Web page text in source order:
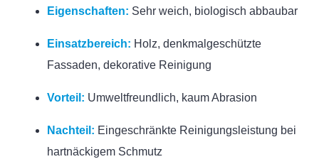
Eigenschaften: Sehr weich, biologisch abbaubar
Einsatzbereich: Holz, denkmalgeschützte
Fassaden, dekorative Reinigung
Vorteil: Umweltfreundlich, kaum Abrasion
Nachteil: Eingeschränkte Reinigungsleistung bei
hartnäckigem Schmutz